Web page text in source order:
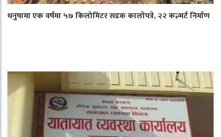
धनुषामा एक वर्षमा ५७ किलोमिटर सडक कालोपत्रे, २२ कल्भर्ट निर्माण